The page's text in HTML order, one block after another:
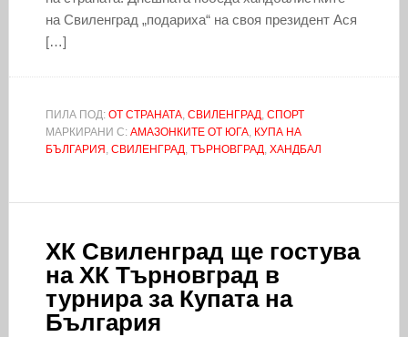
на Свиленград „подариха“ на своя президент Ася
[…]
ПИЛА ПОД: ОТ СТРАНАТА, СВИЛЕНГРАД, СПОРТ
МАРКИРАНИ С: АМАЗОНКИТЕ ОТ ЮГА, КУПА НА
БЪЛГАРИЯ , СВИЛЕНГРАД, ТЪРНОВГРАД, ХАНДБАЛ
ХК Свиленград ще гостува
на ХК Търновград в
турнира за Купата на
България